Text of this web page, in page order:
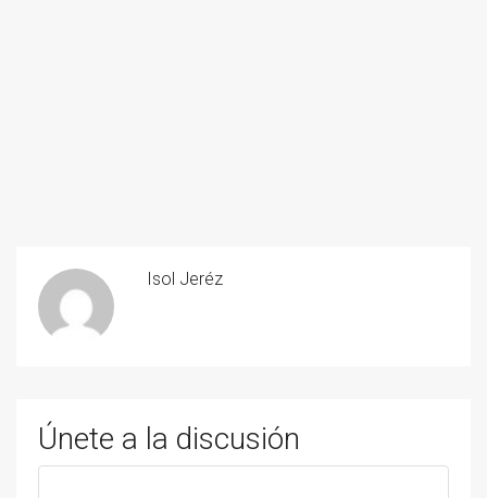
Isol Jeréz
Únete a la discusión